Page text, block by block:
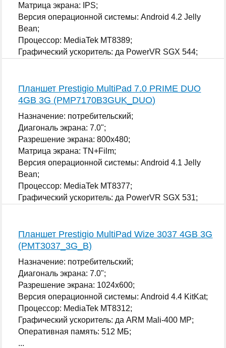
Матрица экрана: IPS;
Версия операционной системы: Android 4.2 Jelly
Bean;
Процессор: MediaTek MT8389;
Графический ускоритель: да PowerVR SGX 544;
Планшет Prestigio MultiPad 7.0 PRIME DUO
4GB 3G (PMP7170B3GUK_DUO)
Назначение: потребительский;
Диагональ экрана: 7.0";
Разрешение экрана: 800x480;
Матрица экрана: TN+Film;
Версия операционной системы: Android 4.1 Jelly
Bean;
Процессор: MediaTek MT8377;
Графический ускоритель: да PowerVR SGX 531;
Планшет Prestigio MultiPad Wize 3037 4GB 3G
(PMT3037_3G_B)
Назначение: потребительский;
Диагональ экрана: 7.0";
Разрешение экрана: 1024x600;
Версия операционной системы: Android 4.4 KitKat;
Процессор: MediaTek MT8312;
Графический ускоритель: да ARM Mali-400 MP;
Оперативная память: 512 МБ;
...